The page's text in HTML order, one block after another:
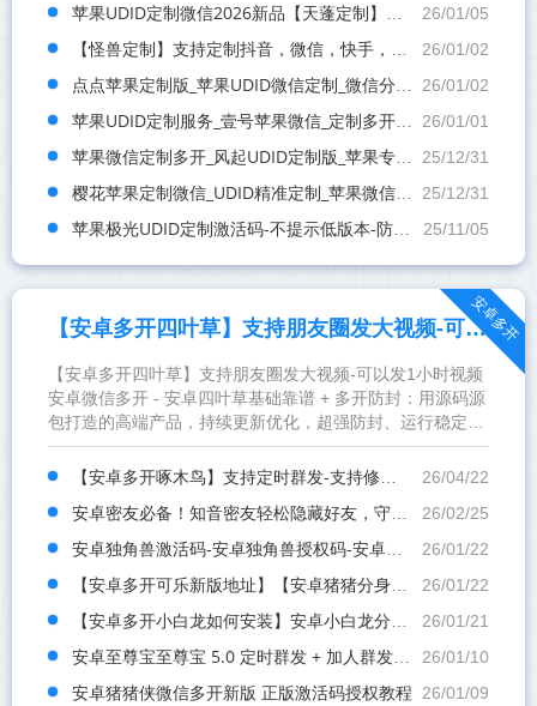
26/01/05
苹果UDID定制微信2026新品【天蓬定制】，支持动态图发布-支持分身其他app
26/01/02
【怪兽定制】支持定制抖音，微信，快手，陌陌，QQ，企业微信，是真的么
26/01/02
点点苹果定制版_苹果UDID微信定制_微信分身定制服务
26/01/01
苹果UDID定制服务_壹号苹果微信_定制多开专属版本
25/12/31
苹果微信定制多开_风起UDID定制版_苹果专属服务版
25/12/31
樱花苹果定制微信_UDID精准定制_苹果微信多开服务
25/11/05
苹果极光UDID定制激活码-不提示低版本-防封8开版本(1)
安卓多开
【安卓多开四叶草】支持朋友圈发大视频-可以发1小时视频
【安卓多开四叶草】支持朋友圈发大视频-可以发1小时视频
安卓微信多开 - 安卓四叶草基础靠谱 + 多开防封：用源码源
包打造的高端产品，持续更新优化，超强防封、运行稳定。
支持微信多开，还能适配平板模式（iPad 能用），...
26/04/22
【安卓多开啄木鸟】支持定时群发-支持修改文字
26/02/25
安卓密友必备！知音密友轻松隐藏好友，守护隐私安全
26/01/22
安卓独角兽激活码-安卓独角兽授权码-安卓独角兽下载-安卓独角兽官网
26/01/22
【安卓多开可乐新版地址】【安卓猪猪分身定制版激活码授权】
26/01/21
【安卓多开小白龙如何安装】安卓小白龙分身版app授权码
26/01/10
安卓至尊宝至尊宝 5.0 定时群发 + 加人群发双功能
26/01/09
安卓猪猪侠微信多开新版 正版激活码授权教程